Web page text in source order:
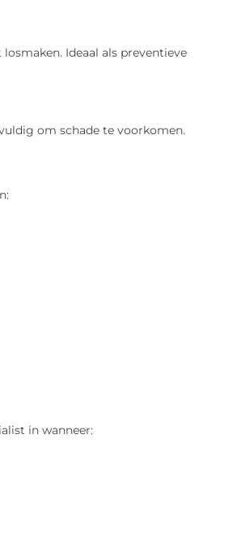
Ideaal als preventieve
om schade te voorkomen.
in wanneer: